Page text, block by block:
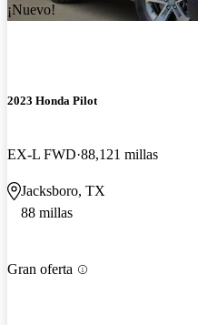
¡Nuevo!
2023 Honda Pilot
EX-L FWD 88,121 millas
Jacksboro, TX
88 millas
Gran oferta